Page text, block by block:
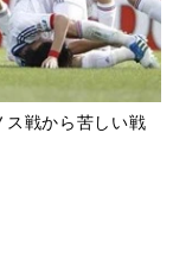
ス戦から苦しい戦